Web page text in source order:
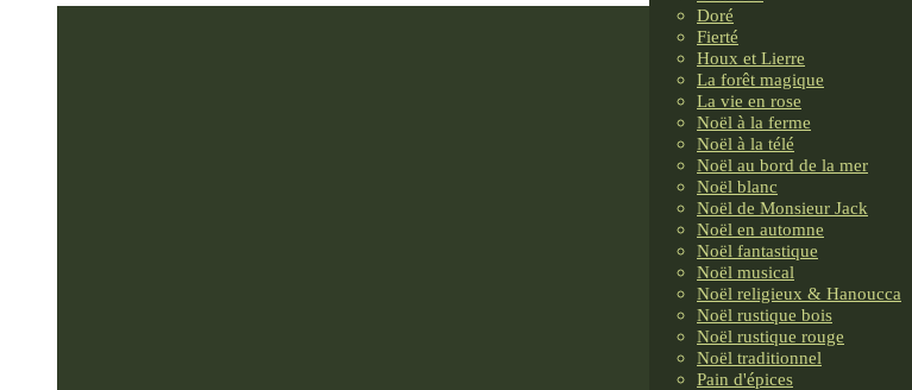
Doré
Fierté
Houx et Lierre
La forêt magique
La vie en rose
Noël à la ferme
Noël à la télé
Noël au bord de la mer
Noël blanc
Noël de Monsieur Jack
Noël en automne
Noël fantastique
Noël musical
Noël religieux & Hanoucca
Noël rustique bois
Noël rustique rouge
Noël traditionnel
Pain d'épices